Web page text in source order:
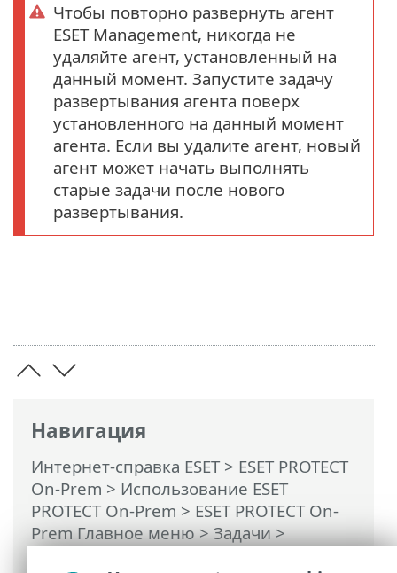
Навигация
Интернет-справка ESET> ESET PROTECT
On-Prem > Использование ESET
PROTECT On-Prem > ESET PROTECT On-
Prem Главное меню>Задачи>
Чтобы повторно развернуть агент
ESET Management, никогда не
удаляйте агент, установленный на
данный момент. Запустите задачу
развертывания агента поверх
установленного на данный момент
агента. Если вы удалите агент, новый
агент может начать выполнять
старые задачи после нового
развертывания.